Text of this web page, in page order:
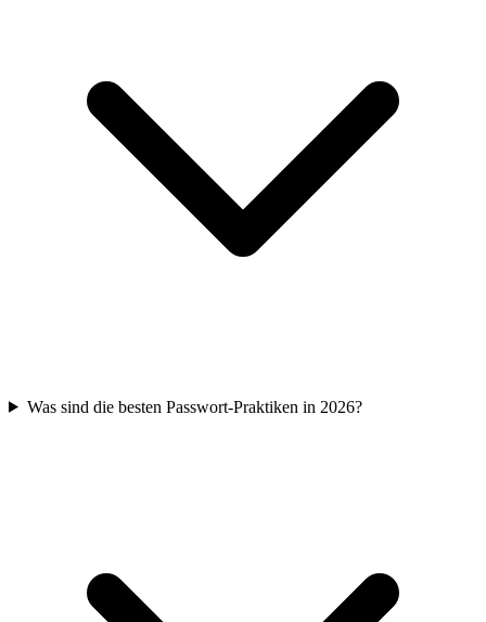
Was sind die besten Passwort-Praktiken in 2026?